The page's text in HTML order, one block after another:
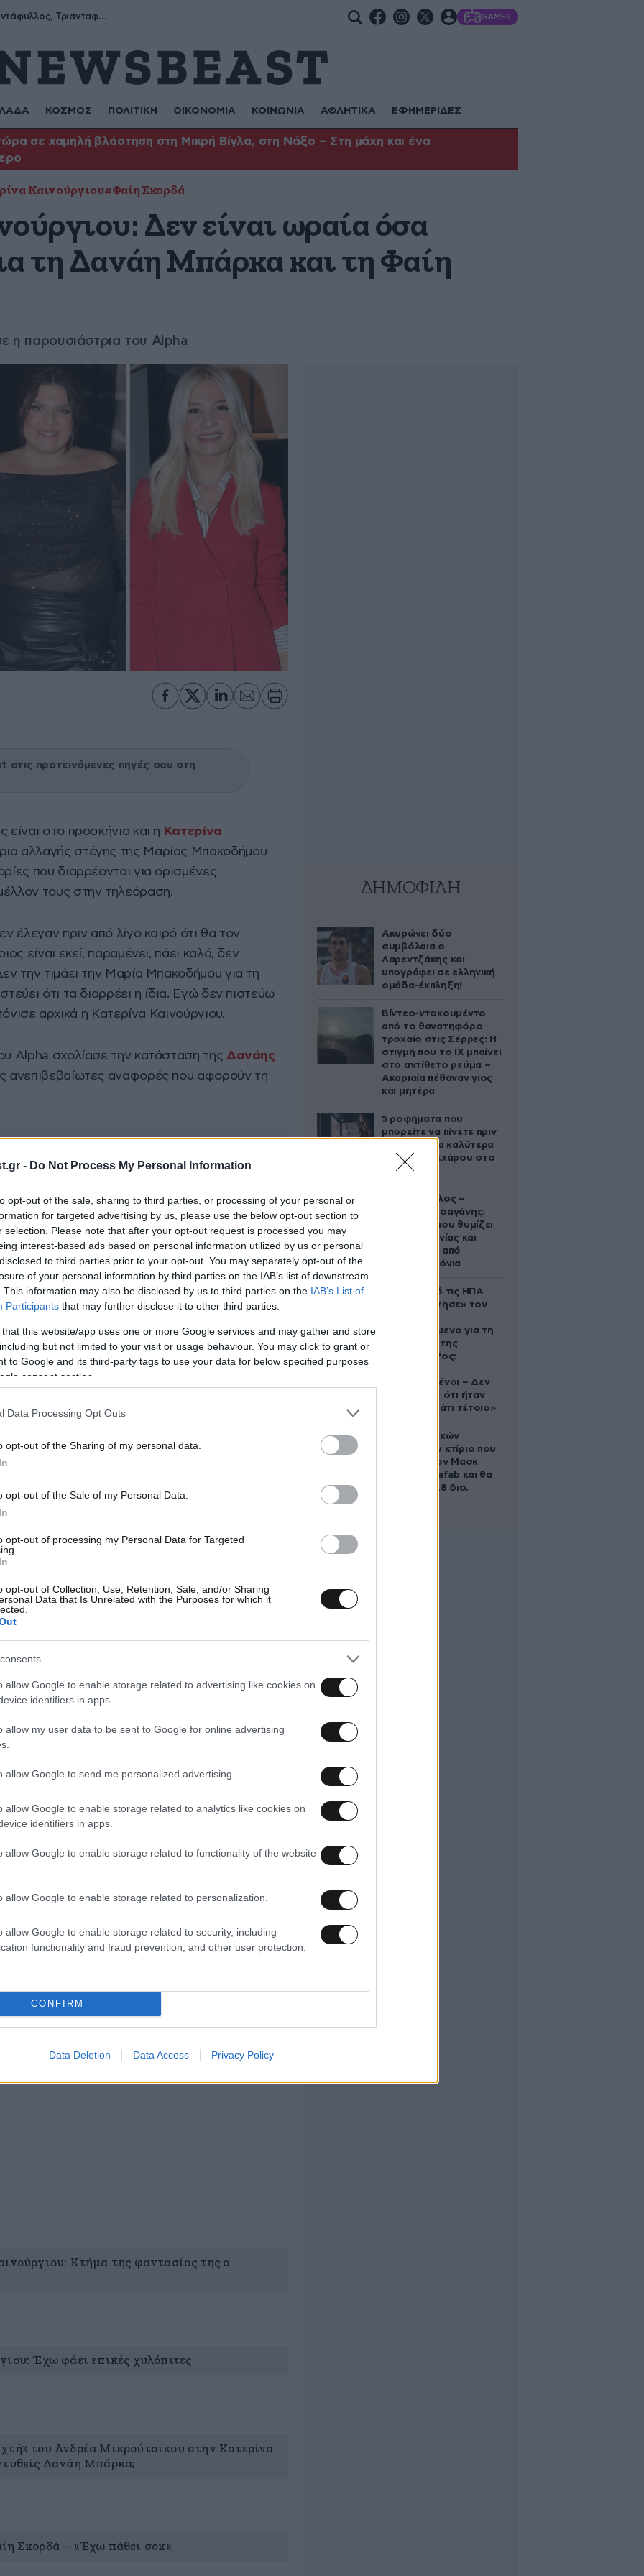
- Do Not Process My Personal Information
opt-out of the sale, sharing to third parties, or processing of your personal or
for targeted advertising by us, please use the below opt-out section to
selection. Please note that after your opt-out request is processed you may
interest-based ads based on personal information utilized by us or personal
to third parties prior to your opt-out. You may separately opt-out of the
of your personal information by third parties on the IAB’s list of downstream
This information may also be disclosed by us to third parties on the IAB’s List of
Participants that may further disclose it to other third parties.
that this website/app uses one or more Google services and may gather and store
but not limited to your visit or usage behaviour. You may click to grant or
to Google and its third-party tags to use your data for below specified purposes
consent section.
Data Processing Opt Outs
opt-out of the Sharing of my personal data.
opt-out of the Sale of my Personal Data.
opt-out of processing my Personal Data for Targeted
opt-out of Collection, Use, Retention, Sale, and/or Sharing
Data that Is Unrelated with the Purposes for which it
allow Google to enable storage related to advertising like cookies on
identifiers in apps.
allow my user data to be sent to Google for online advertising
allow Google to send me personalized advertising.
allow Google to enable storage related to analytics like cookies on
identifiers in apps.
allow Google to enable storage related to functionality of the website
allow Google to enable storage related to personalization.
allow Google to enable storage related to security, including
functionality and fraud prevention, and other user protection.
CONFIRM
Data Deletion Data Access Privacy Policy
Μύρων, Τριαντάφυλλος, Τριανταφυλλιά, Φυλλιώ, Ρόζα GAMES
ΚΟΣΜΟΣ ΠΟΛΙΤΙΚΗ ΟΙΚΟΝΟΜΙΑ ΚΟΙΝΩΝΙΑ ΑΘΛΗΤΙΚΑ ΕΦΗΜΕΡΙΔΕΣ
σε χαμηλή βλάστηση στη Μικρή Βίγλα, στη Νάξο – Στη μάχη και ένα
Καινούργιου#Φαίη Σκορδά
Δεν είναι ωραία όσα
τη Δανάη Μπάρκα και τη Φαίη
η παρουσιάστρια του Alpha
στις προτεινόμενες πηγές σου στη
είναι στο προσκήνιο και η Κατερίνα
αλλαγής στέγης της Μαρίας Μπακοδήμου
που διαρρέονται για ορισμένες
τους στην τηλεόραση.
έλεγαν πριν από λίγο καιρό ότι θα τον
είναι εκεί, παραμένει, πάει καλά, δεν
την τιμάει την Μαρία Μπακοδήμου για τη
ότι τα διαρρέει η ίδια. Εγώ δεν πιστεύω
αρχικά η Κατερίνα Καινούργιου.
Alpha σχολίασε την κατάσταση της Δανάης
ανεπιβεβαίωτες αναφορές που αφορούν τη
είμαι πολύ δίκαιη με τους ανθρώπους που
ωραία αυτά που ακούγονται αυτήν τη
η Δανάη κάνει μια πολύ αξιόλογη
αν το δεις και η Φαίη πάνω κάτω στα ίδια
υπονοούμενα για τις διαρροές: «Το να λες
φύγει, θα τη διώξουν και θα πάει μια άλλη
τον παρουσιαστή που είναι εκεί και πηγαίνει
για να αυξάνουν το… -δεν το λέω ούτε για
δεν το πιστεύω ότι αυτές οι δύο το κάνουν- ή
έτσι τους συμφέρει. Να σεβόμαστε τις
τους παρουσιαστές. Αυτό που κάνουν στην
Κτήμα της φαντασίας της ο
Έχω φάει επικές χυλόπιτες
του Ανδρέα Μικρούτσικου στην Κατερίνα
Δανάη Μπάρκα;
Σκορδά – «Έχω πάθει σοκ»
ΔΗΜΟΦΙΛΗ
Ακυρώνει δύο
συμβόλαια ο
Λαρεντζάκης και
υπογράφει σε ελληνική
ομάδα-έκπληξη!
Βίντεο-ντοκουμέντο
από το θανατηφόρο
τροχαίο στις Σέρρες: Η
στιγμή που το ΙΧ μπαίνει
στο αντίθετο ρεύμα –
Ακαριαία πέθαναν γιος
και μητέρα
5 ροφήματα που
μπορείτε να πίνετε πριν
τον ύπνο για καλύτερα
επίπεδα σακχάρου στο
αίμα
Νία Βαρντάλος –
Σπύρος Κατσαγάνης:
Μια σχέση που θυμίζει
σενάριο ταινίας και
μετρά πάνω από
τέσσερα χρόνια
Ζευγάρι από τις ΗΠΑ
που «υιοθέτησε» τον
κατηγορούμενο για τη
δολοφονία της
Ελίζαμπεθ Ρος:
συντετριμμένοι – Δεν
έδειξε ποτέ ότι ήταν
ικανός για κάτι τέτοιο»
Το φαραωνικών
διαστάσεων κτίριο που
χτίζει ο Έλον Μασκ
λέγεται Terafab και θα
κοστίσει 16,8 δισ.